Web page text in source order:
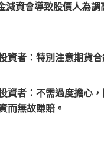
減資會導致股價人為
資者：特別注意期貨
資者：不需過度擔心
而無故賺賠。